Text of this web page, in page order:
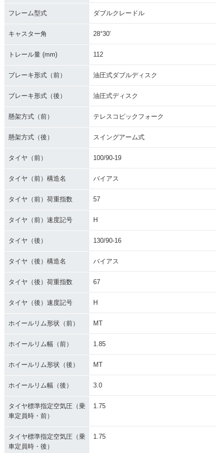
フレーム型式 ダブルクレードル
キャスター角 28°30′
トレール量 (mm) 112
ブレーキ形式（前） 油圧式ダブルディスク
ブレーキ形式（後） 油圧式ディスク
懸架方式（前） テレスコピックフォーク
懸架方式（後） スイングアーム式
タイヤ（前） 100/90-19
タイヤ（前）構造名 バイアス
タイヤ（前）荷重指数 57
タイヤ（前）速度記号 H
タイヤ（後） 130/90-16
タイヤ（後）構造名 バイアス
タイヤ（後）荷重指数 67
タイヤ（後）速度記号 H
ホイールリム形状（前） MT
ホイールリム幅（前） 1.85
ホイールリム形状（後） MT
ホイールリム幅（後） 3.0
タイヤ標準指定空気圧（乗
車定員時・前）
1.75
タイヤ標準指定空気圧（乗
車定員時・後）
1.75